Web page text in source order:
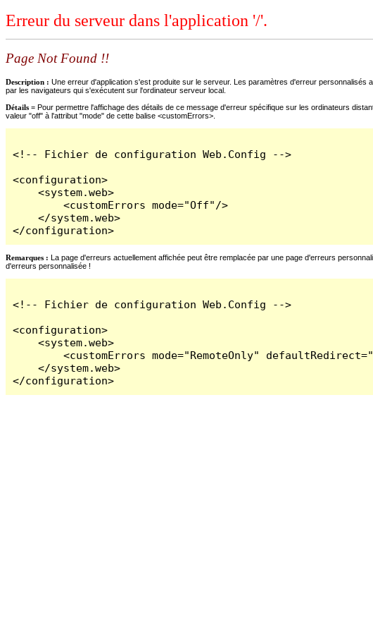
Erreur du serveur dans l'application '/'.
Page Not Found !!
Description : Une erreur d'application s'est produite sur le serveur. Les paramètres d'erreur
par les navigateurs qui s'exécutent sur l'ordinateur serveur local.
Détails = Pour permettre l'affichage des détails de ce message d'erreur spécifique sur les ordinateurs
valeur "off" à l'attribut "mode" de cette balise <customErrors>.
<!-- Fichier de configuration Web.Config -->
<configuration>
    <system.web>
        <customErrors mode="Off"/>
    </system.web>
</configuration>
Remarques : La page d'erreurs actuellement affichée peut être remplacée par une page d'erreurs
d'erreurs personnalisée !
<!-- Fichier de configuration Web.Config -->
<configuration>
    <system.web>
<customErrors mode="RemoteOnly"
    </system.web>
</configuration>